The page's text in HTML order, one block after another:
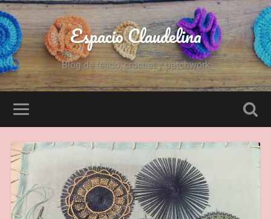
Espacio Claudelina
Blog de tejido, crochet y patchwork